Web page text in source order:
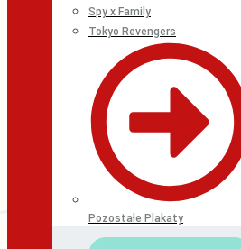
Spy x Family
Tokyo Revengers
Pozostałe Plakaty